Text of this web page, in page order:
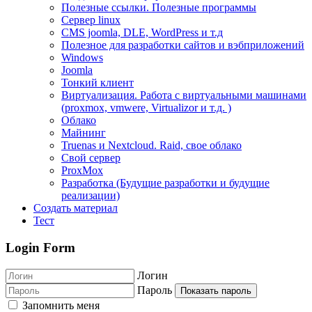
Полезные ссылки. Полезные программы
Сервер linux
CMS joomla, DLE, WordPress и т.д
Полезное для разработки сайтов и вэбприложений
Windows
Joomla
Тонкий клиент
Виртуализация. Работа с виртуальными машинами
(proxmox, vmwere, Virtualizor и т.д. )
Облако
Майнинг
Truenas и Nextcloud. Raid, свое облако
Свой сервер
ProxMox
Разработка (Будущие разработки и будущие
реализации)
Создать материал
Тест
Login Form
Логин
Пароль
Показать пароль
Запомнить меня